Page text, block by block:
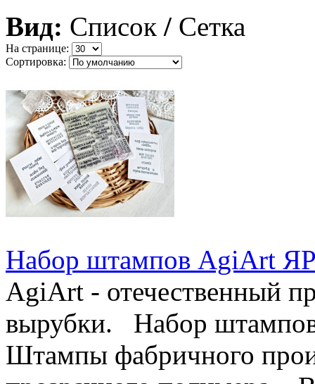
Вид: Список / Сетка
На странице:
Сортировка:
Набор штампов AgiArt
AgiArt - отечественный
вырубки. Набор
Штампы фабричного